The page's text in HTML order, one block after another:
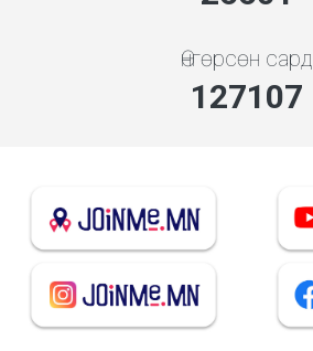
Өнгөрсөн сард
136885